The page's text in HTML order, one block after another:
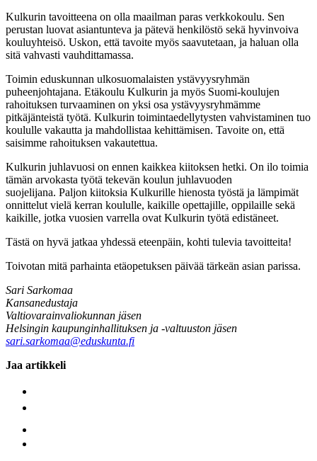
Kulkurin tavoitteena on olla maailman paras verkkokoulu. Sen
perustan luovat asiantunteva ja pätevä henkilöstö sekä hyvinvoiva
kouluyhteisö. Uskon, että tavoite myös saavutetaan, ja haluan olla
sitä vahvasti vauhdittamassa.
Toimin eduskunnan ulkosuomalaisten ystävyysryhmän
puheenjohtajana. Etäkoulu Kulkurin ja myös Suomi-koulujen
rahoituksen turvaaminen on yksi osa ystävyysryhmämme
pitkäjänteistä työtä. Kulkurin toimintaedellytysten vahvistaminen tuo
koululle vakautta ja mahdollistaa kehittämisen. Tavoite on, että
saisimme rahoituksen vakautettua.
Kulkurin juhlavuosi on ennen kaikkea kiitoksen hetki. On ilo toimia
tämän arvokasta työtä tekevän koulun juhlavuoden
suojelijana. Paljon kiitoksia Kulkurille hienosta työstä ja lämpimät
onnittelut vielä kerran koululle, kaikille opettajille, oppilaille sekä
kaikille, jotka vuosien varrella ovat Kulkurin työtä edistäneet.
Tästä on hyvä jatkaa yhdessä eteenpäin, kohti tulevia tavoitteita!
Toivotan mitä parhainta etäopetuksen päivää tärkeän asian parissa.
Sari Sarkomaa
Kansanedustaja
Valtiovarainvaliokunnan jäsen
Helsingin kaupunginhallituksen ja -valtuuston jäsen
sari.sarkomaa@eduskunta.fi
Jaa artikkeli